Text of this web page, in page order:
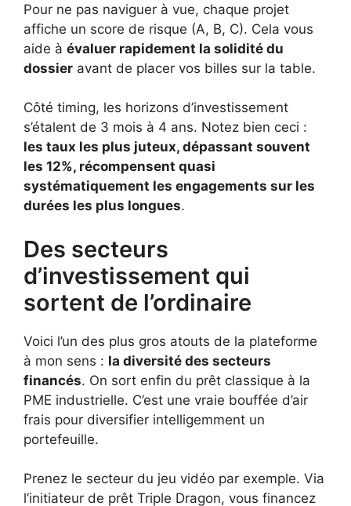
Pour ne pas naviguer à vue, chaque projet
affiche un score de risque (A, B, C). Cela vous
aide à évaluer rapidement la solidité du
dossier avant de placer vos billes sur la table.
Côté timing, les horizons d’investissement
s’étalent de 3 mois à 4 ans. Notez bien ceci :
les taux les plus juteux, dépassant souvent
les 12%, récompensent quasi
systématiquement les engagements sur les
durées les plus longues.
Des secteurs
d’investissement qui
sortent de l’ordinaire
Voici l’un des plus gros atouts de la plateforme
à mon sens : la diversité des secteurs
financés. On sort enfin du prêt classique à la
PME industrielle. C’est une vraie bouffée d’air
frais pour diversifier intelligemment un
portefeuille.
Prenez le secteur du jeu vidéo par exemple. Via
l’initiateur de prêt Triple Dragon, vous financez